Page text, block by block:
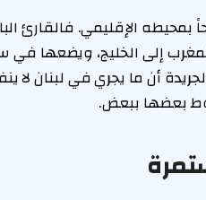
بمحيطه الإقليمي. فالقارئ
إلى الخليج، ويضعها في
أن ما يجري في لبنان لا
بعضها ببعض.